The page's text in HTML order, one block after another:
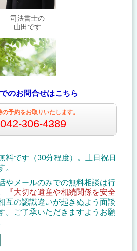
司法書士の
山田です
のお問合せはこちら
の予約をお取りいたします。
042-306-4389
料です（30分程度）。土日祝日
。
やメールのみでの無料相談は行
『大切な遺産や相続関係を安全
相互の認識違いが起きぬよう面談
。ご了承いただきますようお願